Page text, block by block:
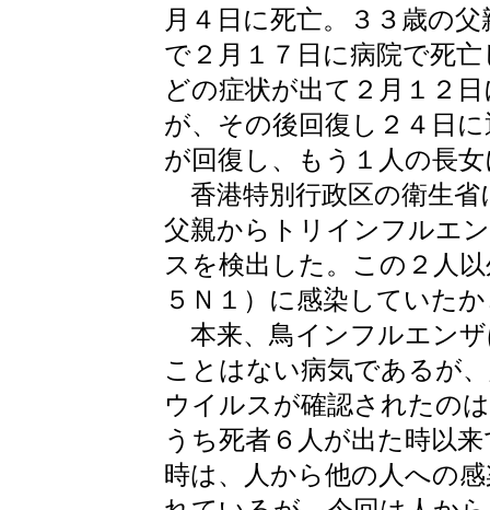
月４日に死亡。３３歳の
で２月１７日に病院で死
どの症状が出て２月１２
が、その後回復し２４日
が回復し、もう１人の長
香港特別行政区の衛生省
父親からトリインフルエ
スを検出した。この２人
５Ｎ１）に感染していた
本来、鳥インフルエン
ことはない病気であるが
ウイルスが確認されたの
うち死者６人が出た時以
時は、人から他の人への